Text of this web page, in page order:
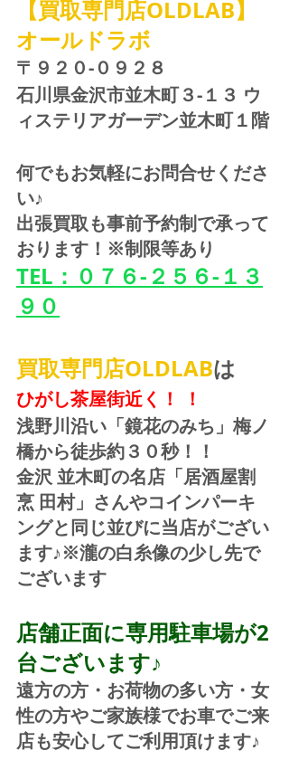
【買取専門店OLDLAB】
オールドラボ
〒９２０-０９２８
石川県金沢市並木町３-１３ ウ
ィステリアガーデン並木町１階
何でもお気軽にお問合せくださ
い♪
出張買取も事前予約制で承って
おります！※制限等あり
TEL：０７６-２５６-１３
９０
買取専門店OLDLABは
ひがし茶屋街近く！ ！
浅野川沿い「鏡花のみち」梅ノ
橋から徒歩約３０秒！！
金沢 並木町の名店「居酒屋割
烹 田村」さんやコインパーキ
ングと同じ並びに当店がござい
ます♪※瀧の白糸像の少し先で
ございます
店舗正面に専用駐車場が2
台ございます♪
遠方の方・お荷物の多い方・女
性の方やご家族様でお車でご来
店も安心してご利用頂けます♪